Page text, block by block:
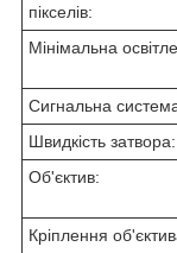
пікселів:
Мінімальна
Сигнальна
Швидкість затвора:
Об'єктив:
Кріплення